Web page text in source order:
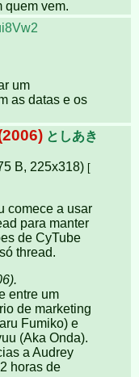
quem vem.
um
as datas e os
としあき
B, 225x318) [
comece a usar
para manter
de CyTube
thread.
entre um
de marketing
Fumiko) e
(Aka Onda).
a Audrey
horas de